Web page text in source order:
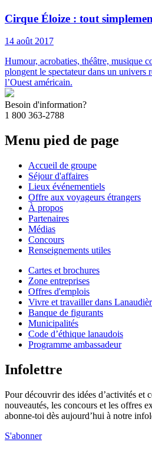
Cirque Éloize : tout
14 août 2017
Humour, acrobaties, théâtre, musique
plongent le spectateur dans un univers
l’Ouest américain.
Besoin d'information?
1 800 363-2788
Menu pied de page
Accueil de groupe
Séjour d'affaires
Lieux événementiels
Offre aux voyageurs étrangers
À propos
Partenaires
Médias
Concours
Renseignements utiles
Cartes et brochures
Zone entreprises
Offres d'emplois
Vivre et travailler dans
Banque de figurants
Municipalités
Code d’éthique lanaudois
Programme ambassadeur
Infolettre
Pour découvrir des idées d’activités et
nouveautés, les concours et les offres
abonne-toi dès aujourd’hui à notre
S'abonner